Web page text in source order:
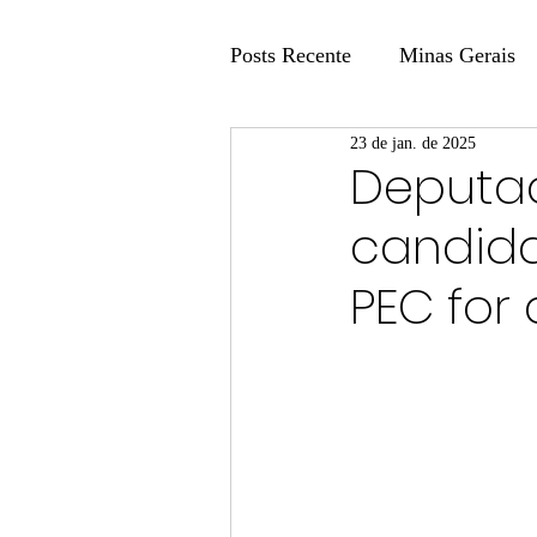
Posts Recente Minas Gerais
Coluna Fatos e Versões
Coluna: Agenda 21
Post
PEC
23 de jan. de 2025